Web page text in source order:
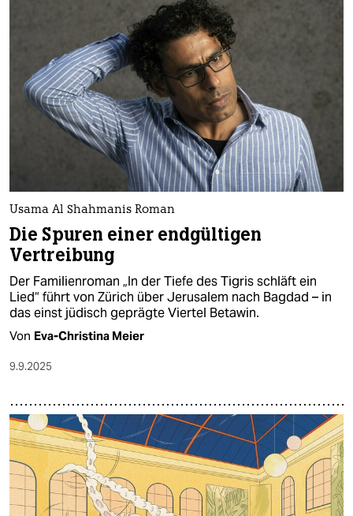
Usama Al Shahmanis Roman
Die Spuren einer endgültigen
Vertreibung
Der Familienroman „In der Tiefe des Tigris schläft ein
Lied“ führt von Zürich über Jerusalem nach Bagdad – in
das einst jüdisch geprägte Viertel Betawin.
Von Eva-Christina Meier
9.9.2025